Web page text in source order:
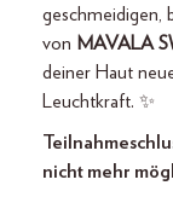
geschmeidigen,
von MAVALA
deiner Haut
Leuchtkraft. ✨
nicht mehr